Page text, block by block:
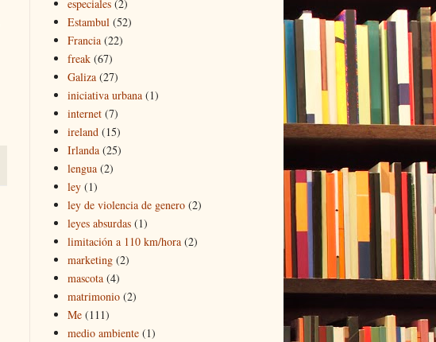
especiales (2)
Estambul (52)
Francia (22)
freak (67)
Galiza (27)
iniciativa urbana (1)
internet (7)
ireland (15)
Irlanda (25)
lengua (2)
ley (1)
ley de violencia de genero (2)
leyes absurdas (1)
limitación a 110 km/hora (2)
marketing (2)
mascota (4)
matrimonio (2)
Me (111)
medio ambiente (1)